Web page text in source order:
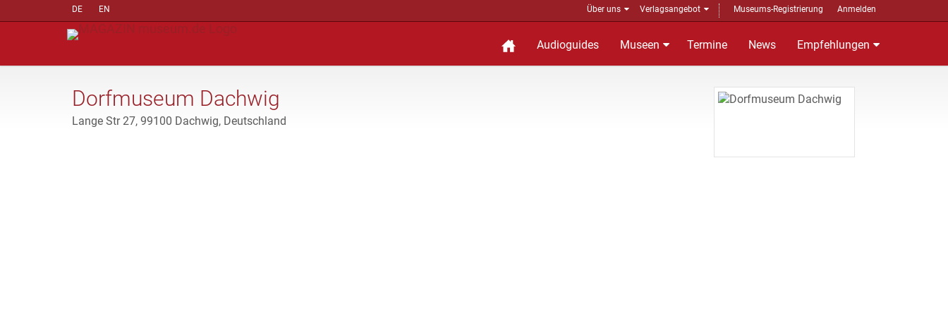
DE EN Über uns Verlagsangebot Museums-Registrierung Anmelden
Audioguides Museen Termine News Empfehlungen
Dorfmuseum Dachwig
Lange Str 27, 99100 Dachwig, Deutschland